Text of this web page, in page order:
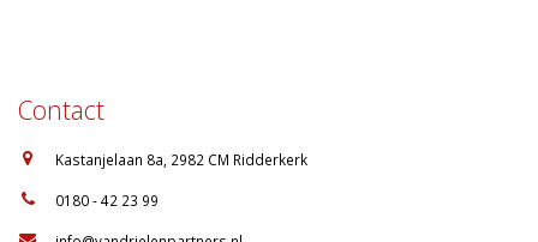
Contact
Kastanjelaan 8a, 2982 CM Ridderkerk
0180 - 42 23 99